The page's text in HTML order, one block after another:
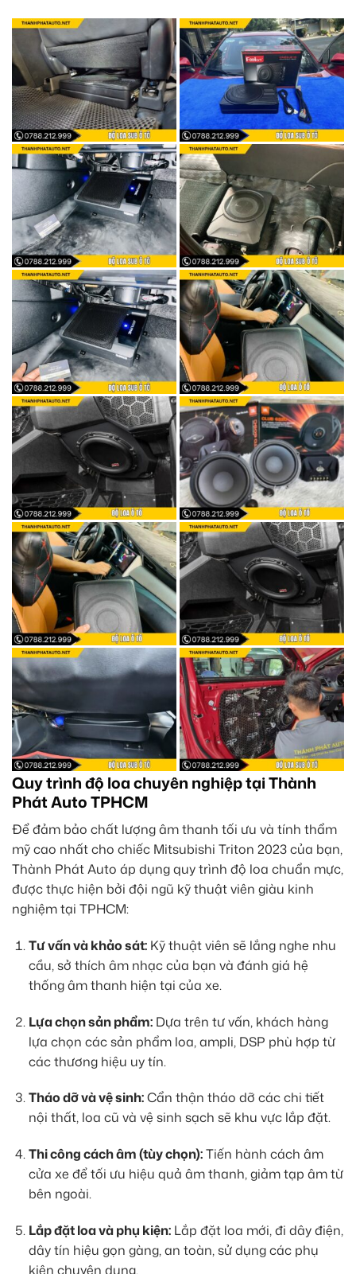
Quy trình độ loa chuyên nghiệp tại Thành
Phát Auto TPHCM
Để đảm bảo chất lượng âm thanh tối ưu và tính thẩm
mỹ cao nhất cho chiếc Mitsubishi Triton 2023 của bạn,
Thành Phát Auto áp dụng quy trình độ loa chuẩn mực,
được thực hiện bởi đội ngũ kỹ thuật viên giàu kinh
nghiệm tại TPHCM:
Tư vấn và khảo sát:Kỹ thuật viên sẽ lắng nghe nhu
cầu, sở thích âm nhạc của bạn và đánh giá hệ
thống âm thanh hiện tại của xe.
Lựa chọn sản phẩm:Dựa trên tư vấn, khách hàng
lựa chọn các sản phẩm loa, ampli, DSP phù hợp từ
các thương hiệu uy tín.
Tháo dỡ và vệ sinh:Cẩn thận tháo dỡ các chi tiết
nội thất, loa cũ và vệ sinh sạch sẽ khu vực lắp đặt.
Thi công cách âm (tùy chọn):Tiến hành cách âm
cửa xe để tối ưu hiệu quả âm thanh, giảm tạp âm từ
bên ngoài.
Lắp đặt loa và phụ kiện:Lắp đặt loa mới, đi dây điện,
dây tín hiệu gọn gàng, an toàn, sử dụng các phụ
kiện chuyên dụng.